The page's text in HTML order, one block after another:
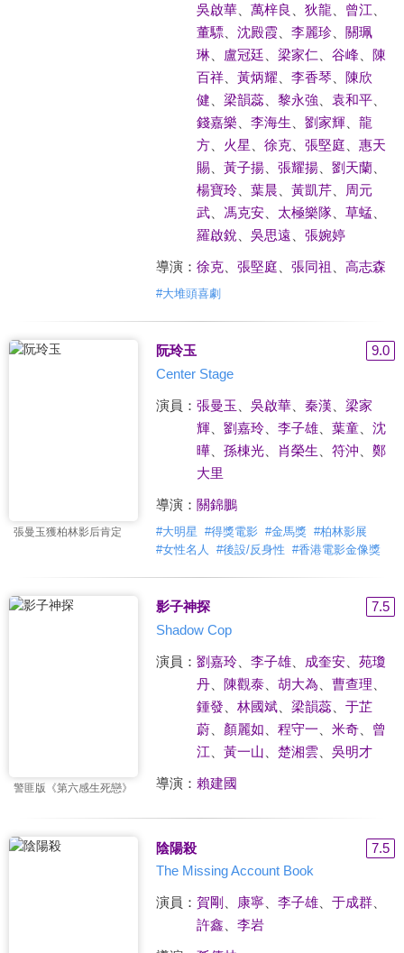
吳啟華、 萬梓良 狄龍 曾江
董驃、 沈殿霞、 李麗珍、 關珮
琳、 盧冠廷 梁家仁 谷峰、 陳
百祥、 黃炳耀 李香琴
陳欣
健
梁韻蕊、 黎永強 袁和平、
錢嘉樂
李海生 劉家輝、 龍
方、 火星 徐克、 張堅庭
惠天
賜、 黃子揚、 張耀揚、 劉天蘭、
楊寶玲、 葉晨 黃凱芹、
周元
武、 馮克安、 太極樂隊、 草蜢、
羅啟銳
吳思遠 張婉婷
導演： 徐克、 張堅庭 張同祖 高志森
#大堆頭喜劇
張曼玉獲柏林影后肯定
阮玲玉
9.0
Center Stage
演員： 張曼玉 吳啟華、 秦漢
梁家
輝、 劉嘉玲、 李子雄、 葉童、 沈
曄、 孫棟光、 肖榮生 符沖
鄭
大里
導演： 關錦鵬
#大明星 #得獎電影 #金馬獎 #柏林影展
#女性名人 #後設/反身性 #香港電影金像獎
警匪版《第六感生死戀》
影子神探
7.5
Shadow Cop
演員： 劉嘉玲、 李子雄、 成奎安、 苑瓊
丹、 陳觀泰、 胡大為 曹查理
鍾發
林國斌、 梁韻蕊、 于芷
蔚、 顏麗如 程守一 米奇、 曾
江
黃一山 楚湘雲、 吳明才
導演： 賴建國
陰陽殺
7.5
The Missing Account Book
演員： 賀剛 康寧、 李子雄、 于成群、
許鑫
李岩